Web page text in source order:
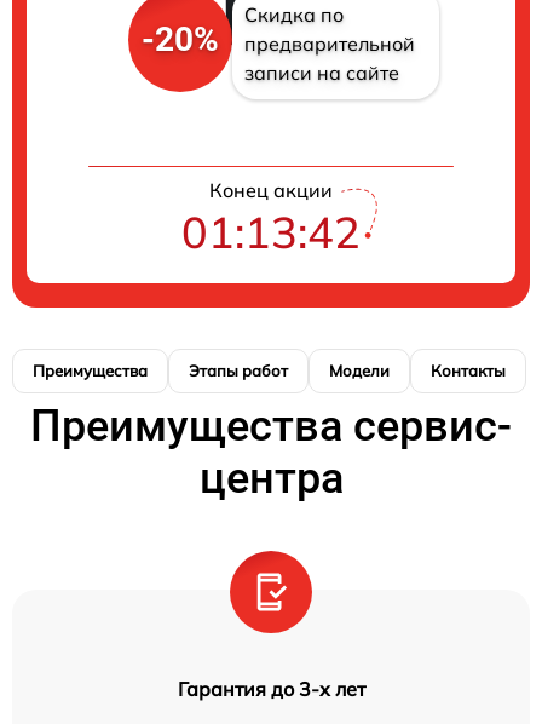
-20%
Скидка по
предварительной
записи на сайте
Конец акции
01:13:41
Преимущества Этапы работ Модели Контакты
Преимущества сервис-
центра
Гарантия до 3-х лет